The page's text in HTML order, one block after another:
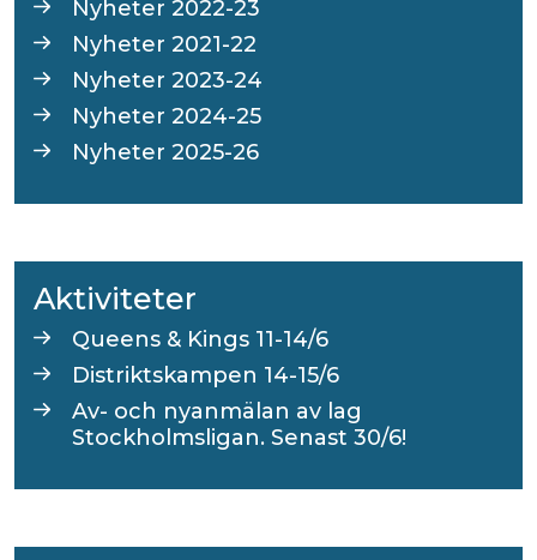
Nyheter 2022-23
Nyheter 2021-22
Nyheter 2023-24
Nyheter 2024-25
Nyheter 2025-26
Aktiviteter
Queens & Kings 11-14/6
Distriktskampen 14-15/6
Av- och nyanmälan av lag
Stockholmsligan. Senast 30/6!